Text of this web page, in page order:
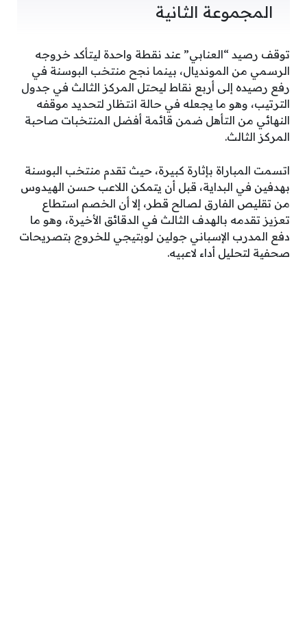
المجموعة الثانية
توقف رصيد “العنابي” عند نقطة واحدة ليتأكد خروجه
الرسمي من المونديال، بينما نجح منتخب البوسنة في
رفع رصيده إلى أربع نقاط ليحتل المركز الثالث في جدول
الترتيب، وهو ما يجعله في حالة انتظار لتحديد موقفه
النهائي من التأهل ضمن قائمة أفضل المنتخبات صاحبة
المركز الثالث.
اتسمت المباراة بإثارة كبيرة، حيث تقدم منتخب البوسنة
بهدفين في البداية، قبل أن يتمكن اللاعب حسن الهيدوس
من تقليص الفارق لصالح قطر، إلا أن الخصم استطاع
تعزيز تقدمه بالهدف الثالث في الدقائق الأخيرة، وهو ما
دفع المدرب الإسباني جولين لوبتيجي للخروج بتصريحات
صحفية لتحليل أداء لاعبيه.